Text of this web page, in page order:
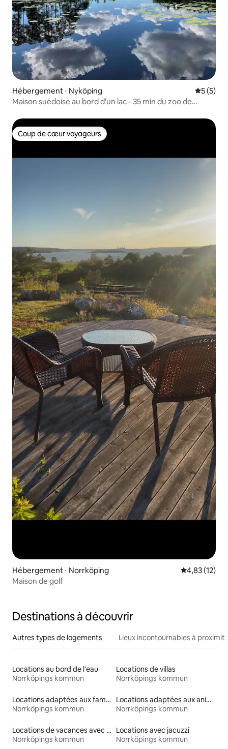
Hébergement ⋅ Nyköping
5 (5)
Maison suédoise au bord d'un lac - 35 min du zoo de
Coup de cœur voyageurs
Coup de cœur voyageurs
Hébergement ⋅ Norrköping Évaluation
4,83 (12)
Maison de golf
Destinations à découvrir
Autres types de logements Lieux incontournables à
Locations au bord de l'eau
Norrköpings kommun
Locations de villas
Norrköpings kommun
Locations adaptées aux familles
Norrköpings kommun
Locations adaptées aux animaux
Norrköpings kommun
Locations de vacances avec piscine
Norrköpings kommun
Locations avec jacuzzi
Norrköpings kommun